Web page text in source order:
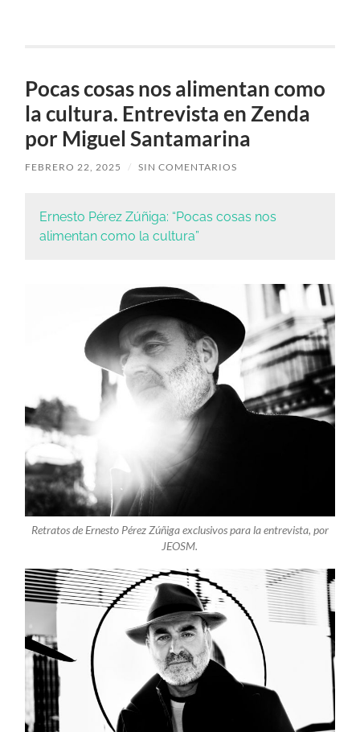
Pocas cosas nos alimentan como
la cultura. Entrevista en Zenda
por Miguel Santamarina
FEBRERO 22, 2025 / SIN COMENTARIOS
Ernesto Pérez Zúñiga: “Pocas cosas nos
alimentan como la cultura”
Retratos de Ernesto Pérez Zúñiga exclusivos para la entrevista, por
JEOSM.